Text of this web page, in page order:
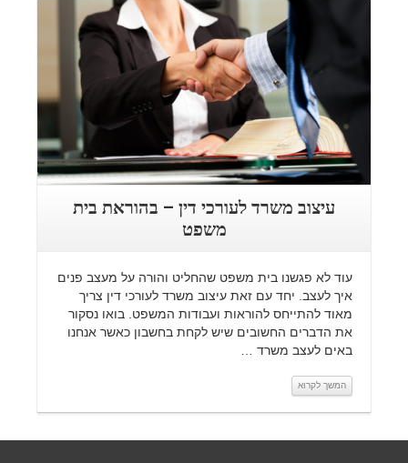
המשך לקרוא
עיצוב משרד לעורכי דין – בהוראת בית
משפט
עוד לא פגשנו בית משפט שהחליט והורה על מעצב פנים
איך לעצב. יחד עם זאת עיצוב משרד לעורכי דין צריך
מאוד להתייחס להוראות ועבודות המשפט. בואו נסקור
את הדברים החשובים שיש לקחת בחשבון כאשר אנחנו
באים לעצב משרד …
המשך לקרוא